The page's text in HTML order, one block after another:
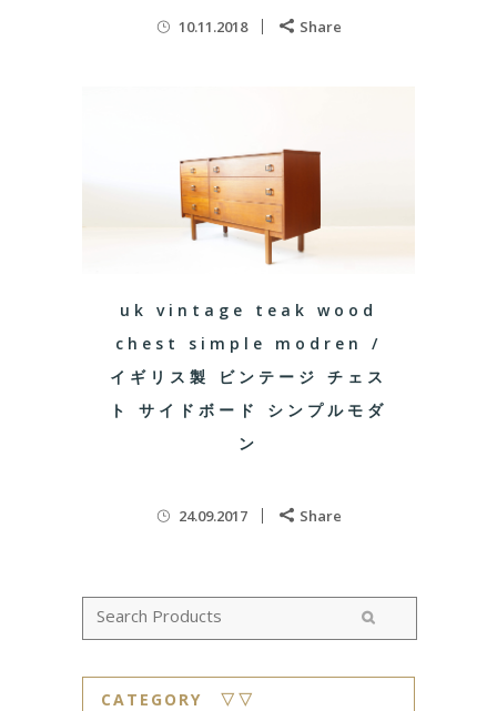
10.11.2018 Share
uk vintage teak wood
chest simple modren /
イギリス製 ビンテージ チェス
ト サイドボード シンプルモダ
ン
24.09.2017 Share
CATEGORY ▽▽